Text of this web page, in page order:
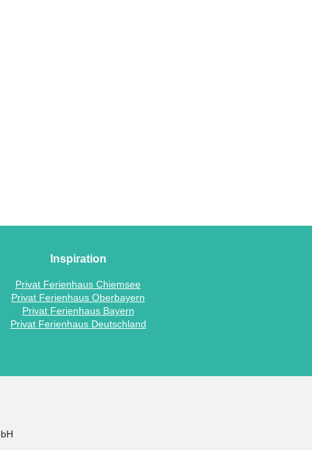
Inspiration
Privat Ferienhaus Chiemsee
Privat Ferienhaus Oberbayern
Privat Ferienhaus Bayern
Privat Ferienhaus Deutschland